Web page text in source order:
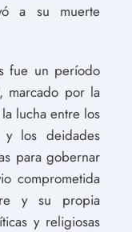
a su muerte
fue un período
marcado por la
lucha entre los
los deidades
para gobernar
comprometida
y su propia
y religiosas